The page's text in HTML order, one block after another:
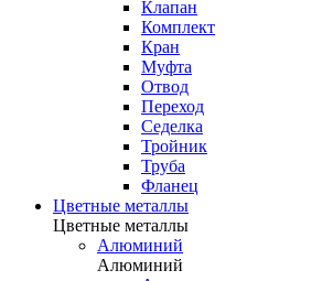
Клапан
Комплект
Кран
Муфта
Отвод
Переход
Седелка
Тройник
Труба
Фланец
Цветные металлы
Цветные металлы
Алюминий
Алюминий